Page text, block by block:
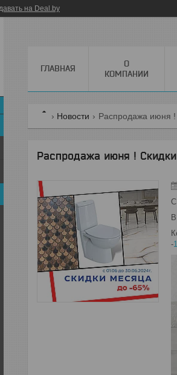
на Deal.by
ГЛАВНАЯ
О
КОМПАНИИ
Новости Распродажа июня !
Распродажа июня ! Скидки
С
-